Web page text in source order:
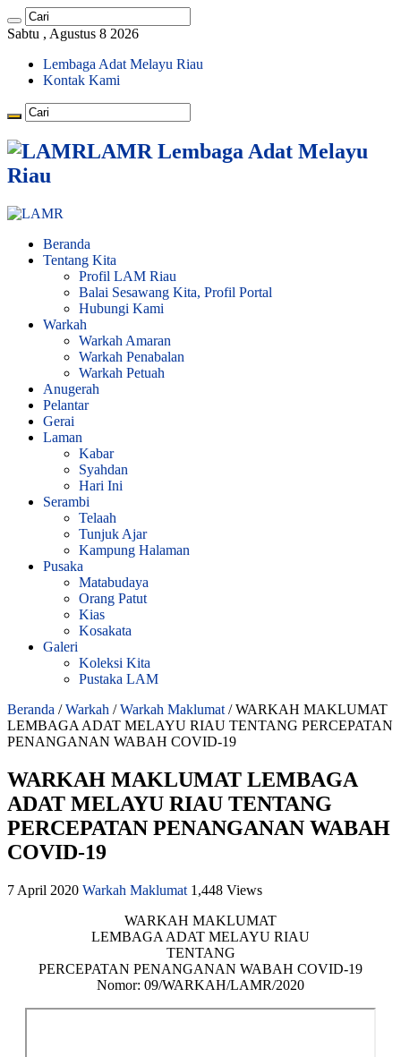
Sabtu , Agustus 8 2026
Lembaga Adat Melayu Riau
Kontak Kami
LAMR Lembaga Adat Melayu
Riau
Beranda
Tentang Kita
Profil LAM Riau
Balai Sesawang Kita, Profil Portal
Hubungi Kami
Warkah
Warkah Amaran
Warkah Penabalan
Warkah Petuah
Anugerah
Pelantar
Gerai
Laman
Kabar
Syahdan
Hari Ini
Serambi
Telaah
Tunjuk Ajar
Kampung Halaman
Pusaka
Matabudaya
Orang Patut
Kias
Kosakata
Galeri
Koleksi Kita
Pustaka LAM
Beranda / Warkah / Warkah Maklumat / WARKAH MAKLUMAT
LEMBAGA ADAT MELAYU RIAU TENTANG PERCEPATAN
PENANGANAN WABAH COVID-19
WARKAH MAKLUMAT LEMBAGA
ADAT MELAYU RIAU TENTANG
PERCEPATAN PENANGANAN WABAH
COVID-19
7 April 2020 Warkah Maklumat 1,448 Views
WARKAH MAKLUMAT
LEMBAGA ADAT MELAYU RIAU
TENTANG
PERCEPATAN PENANGANAN WABAH COVID-19
Nomor: 09/WARKAH/LAMR/2020